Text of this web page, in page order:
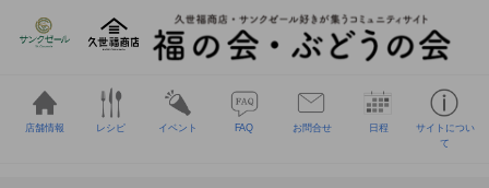
店舗情報 レシピ イベント FAQ お問合せ 日程
サイトについ
て